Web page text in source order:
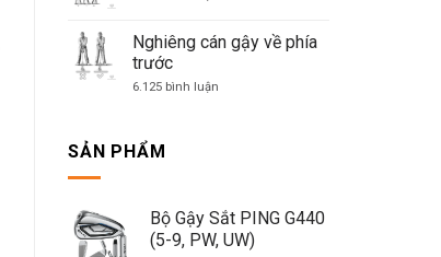
đầu
ở
Nghiêng cán gậy về phía
trước
6.125 bình luận
SẢN PHẨM
Bộ Gậy Sắt PING G440
(5-9, PW, UW)